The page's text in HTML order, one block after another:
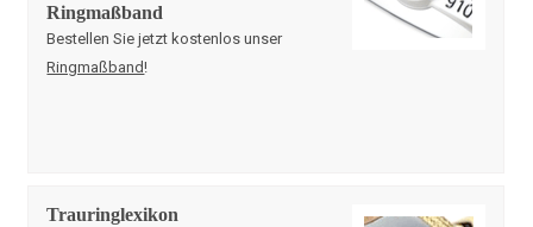
Ringmaßband
Bestellen Sie jetzt kostenlos unser
Ringmaßband!
Trauringlexikon